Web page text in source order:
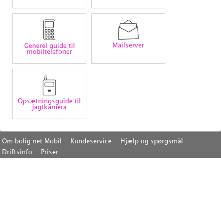
Generel guide til
mobiltelefoner
Mailserver
Opsætningsguide til
jagtkamera
Om bolig:net Mobil Kundeservice
Hjælp og spørgsmål
Driftsinfo
Priser